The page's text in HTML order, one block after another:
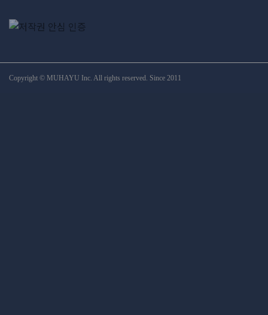
Copyright © MUHAYU Inc. All rights reserved. Since 2011